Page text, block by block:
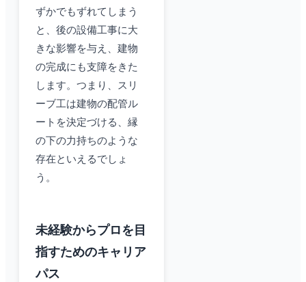
ずかでもずれてしまう
と、後の設備工事に大
きな影響を与え、建物
の完成にも支障をきた
します。つまり、スリ
ーブ工は建物の配管ル
ートを決定づける、縁
の下の力持ちのような
存在といえるでしょ
う。
未経験からプロを目
指すためのキャリア
パス